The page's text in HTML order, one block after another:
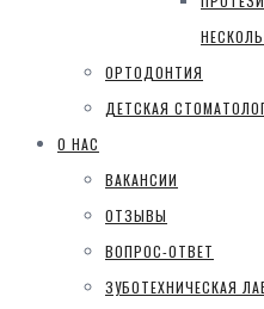
ОРТОДОНТИЯ
ДЕТСКАЯ
О НАС
ВАКАНСИИ
ОТЗЫВЫ
ВОПРОС-ОТВЕТ
ЗУБОТЕХНИЧЕСКАЯ